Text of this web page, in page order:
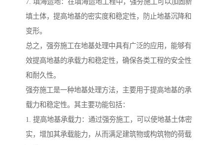
7. 填海造地：在填海造地工程中，强夯施工可以加固新
填土体，提高地基的密实度和稳定性，防止地基沉降和
变形。
总之，强夯施工在地基处理中具有广泛的应用，能够有
效提高地基的承载力和稳定性，确保各类工程的安全性
和耐久性。
强夯施工是一种地基处理方法，主要用于提高地基的承
载力和稳定性。其主要功能包括：
1. 提高地基承载力：通过强夯施工，可以使地基土体密
实，增加其承载能力，从而满足建筑物或构筑物的荷载